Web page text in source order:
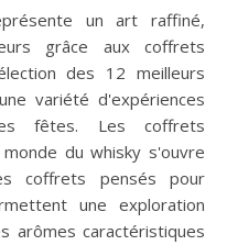
grâce aux coffrets
des 12 meilleurs
variété d'expériences
fêtes. Les coffrets
du whisky s'ouvre
coffrets pensés pour
une exploration
arômes caractéristiques